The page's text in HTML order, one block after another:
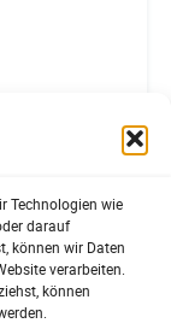
Technologien wie
darauf
können wir Daten
verarbeiten.
können